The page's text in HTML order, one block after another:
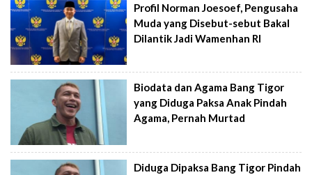
Profil Norman Joesoef, Pengusaha
Muda yang Disebut-sebut Bakal
Dilantik Jadi Wamenhan RI
Biodata dan Agama Bang Tigor
yang Diduga Paksa Anak Pindah
Agama, Pernah Murtad
Diduga Dipaksa Bang Tigor Pindah